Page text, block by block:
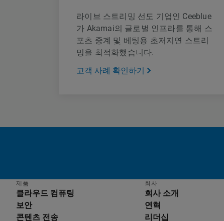
라이브 스트리밍 선도 기업인 Ceeblue
가 Akamai의 글로벌 인프라를 통해 스
포츠 중계 및 베팅용 초저지연 스트리
밍을 최적화했습니다.
고객 사례 확인하기
제품
클라우드 컴퓨팅
보안
콘텐츠 전송
회사
회사 소개
연혁
리더십